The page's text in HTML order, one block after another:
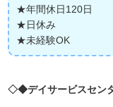
★年間休日120日
★日休み
★未経験OK
◇◆デイサービスセン